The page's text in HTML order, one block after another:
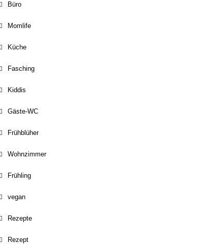
Büro
Momlife
Küche
Fasching
Kiddis
Gäste-WC
Frühblüher
Wohnzimmer
Frühling
vegan
Rezepte
Rezept